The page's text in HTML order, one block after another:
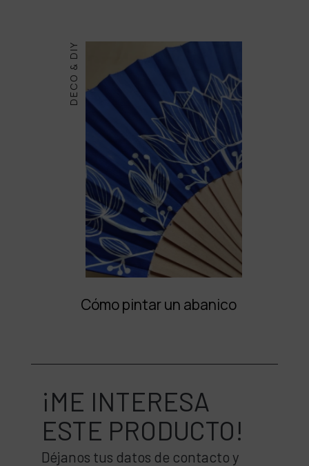
DECO & DIY
Cómo pintar un abanico
¡ME INTERESA
ESTE PRODUCTO!
Déjanos tus datos de contacto y